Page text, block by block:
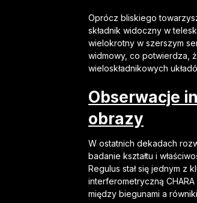
Oprócz bliskiego
składnik widoczny w
wielokrotny w szerszym
widmowy, co potwierdza,
wieloskładnikowych
Obserwacje
obrazy
W ostatnich dekadach
badanie kształtu i
Regulus stał się jednym z
interferometryczną
między biegunami a